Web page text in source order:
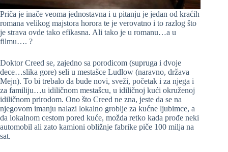
Priča je inače veoma jednostavna i u pitanju je jedan od kraćih
romana velikog majstora horora te je verovatno i to razlog što
je strava ovde tako efikasna. Ali tako je u romanu…a u
filmu…. ?
Doktor Creed se, zajedno sa porodicom (supruga i dvoje
dece…slika gore) seli u mestašce Ludlow (naravno, država
Mejn). To bi trebalo da bude novi, sveži, početak i za njega i
za familiju…u idiličnom mestašcu, u idiličnoj kući okruženoj
idiličnom prirodom. Ono što Creed ne zna, jeste da se na
njegovom imanju nalazi lokalno groblje za kućne ljubimce, a
da lokalnom cestom pored kuće, možda retko kada prođe neki
automobil ali zato kamioni obližnje fabrike piče 100 milja na
sat.